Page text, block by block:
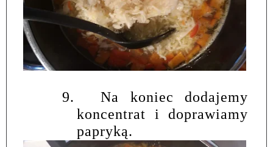
9.
Na koniec dodajemy
koncentrat i doprawiamy
papryką.